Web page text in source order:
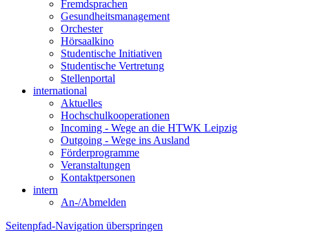
Fremdsprachen
Gesundheitsmanagement
Orchester
Hörsaalkino
Studentische Initiativen
Studentische Vertretung
Stellenportal
international
Aktuelles
Hochschulkooperationen
Incoming - Wege an die HTWK Leipzig
Outgoing - Wege ins Ausland
Förderprogramme
Veranstaltungen
Kontaktpersonen
intern
An-/Abmelden
Seitenpfad-Navigation überspringen